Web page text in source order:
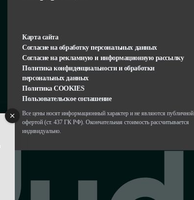
Карта сайта
Согласие на обработку персональных данных
Согласие на рекламную и информационную рассылку
Политика конфиденциальности и обработки
персональных данных
Политика COOKIES
Пользовательское соглашение
Все цены носят информационный характер и не являются публичной
офертой (ст. 437 ГК РФ). Окончательная стоимость рассчитывается
индивидуально.